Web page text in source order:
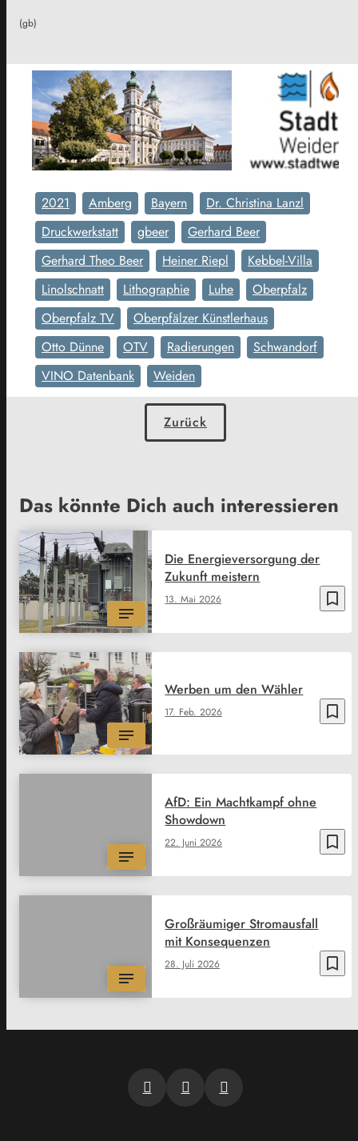
(gb)
2021 Amberg Bayern
Dr. Christina Lanzl
Druckwerkstatt
gbeer
Gerhard Beer
Gerhard Theo Beer
Heiner Riepl
Kebbel-Villa
Linolschnatt
Lithographie Luhe
Oberpfalz
Oberpfalz TV
Oberpfälzer Künstlerhaus
Otto Dünne
OTV Radierungen
Schwandorf
VINO Datenbank
Weiden
Zurück
Das könnte Dich auch interessieren
bookmark_border
13. Mai 2026
Die Energieversorgung der
Zukunft meistern
bookmark_border
17. Feb. 2026
Werben um den Wähler
bookmark_border
22. Juni 2026
AfD: Ein Machtkampf ohne
Showdown
bookmark_border
28. Juli 2026
Großräumiger Stromausfall
mit Konsequenzen